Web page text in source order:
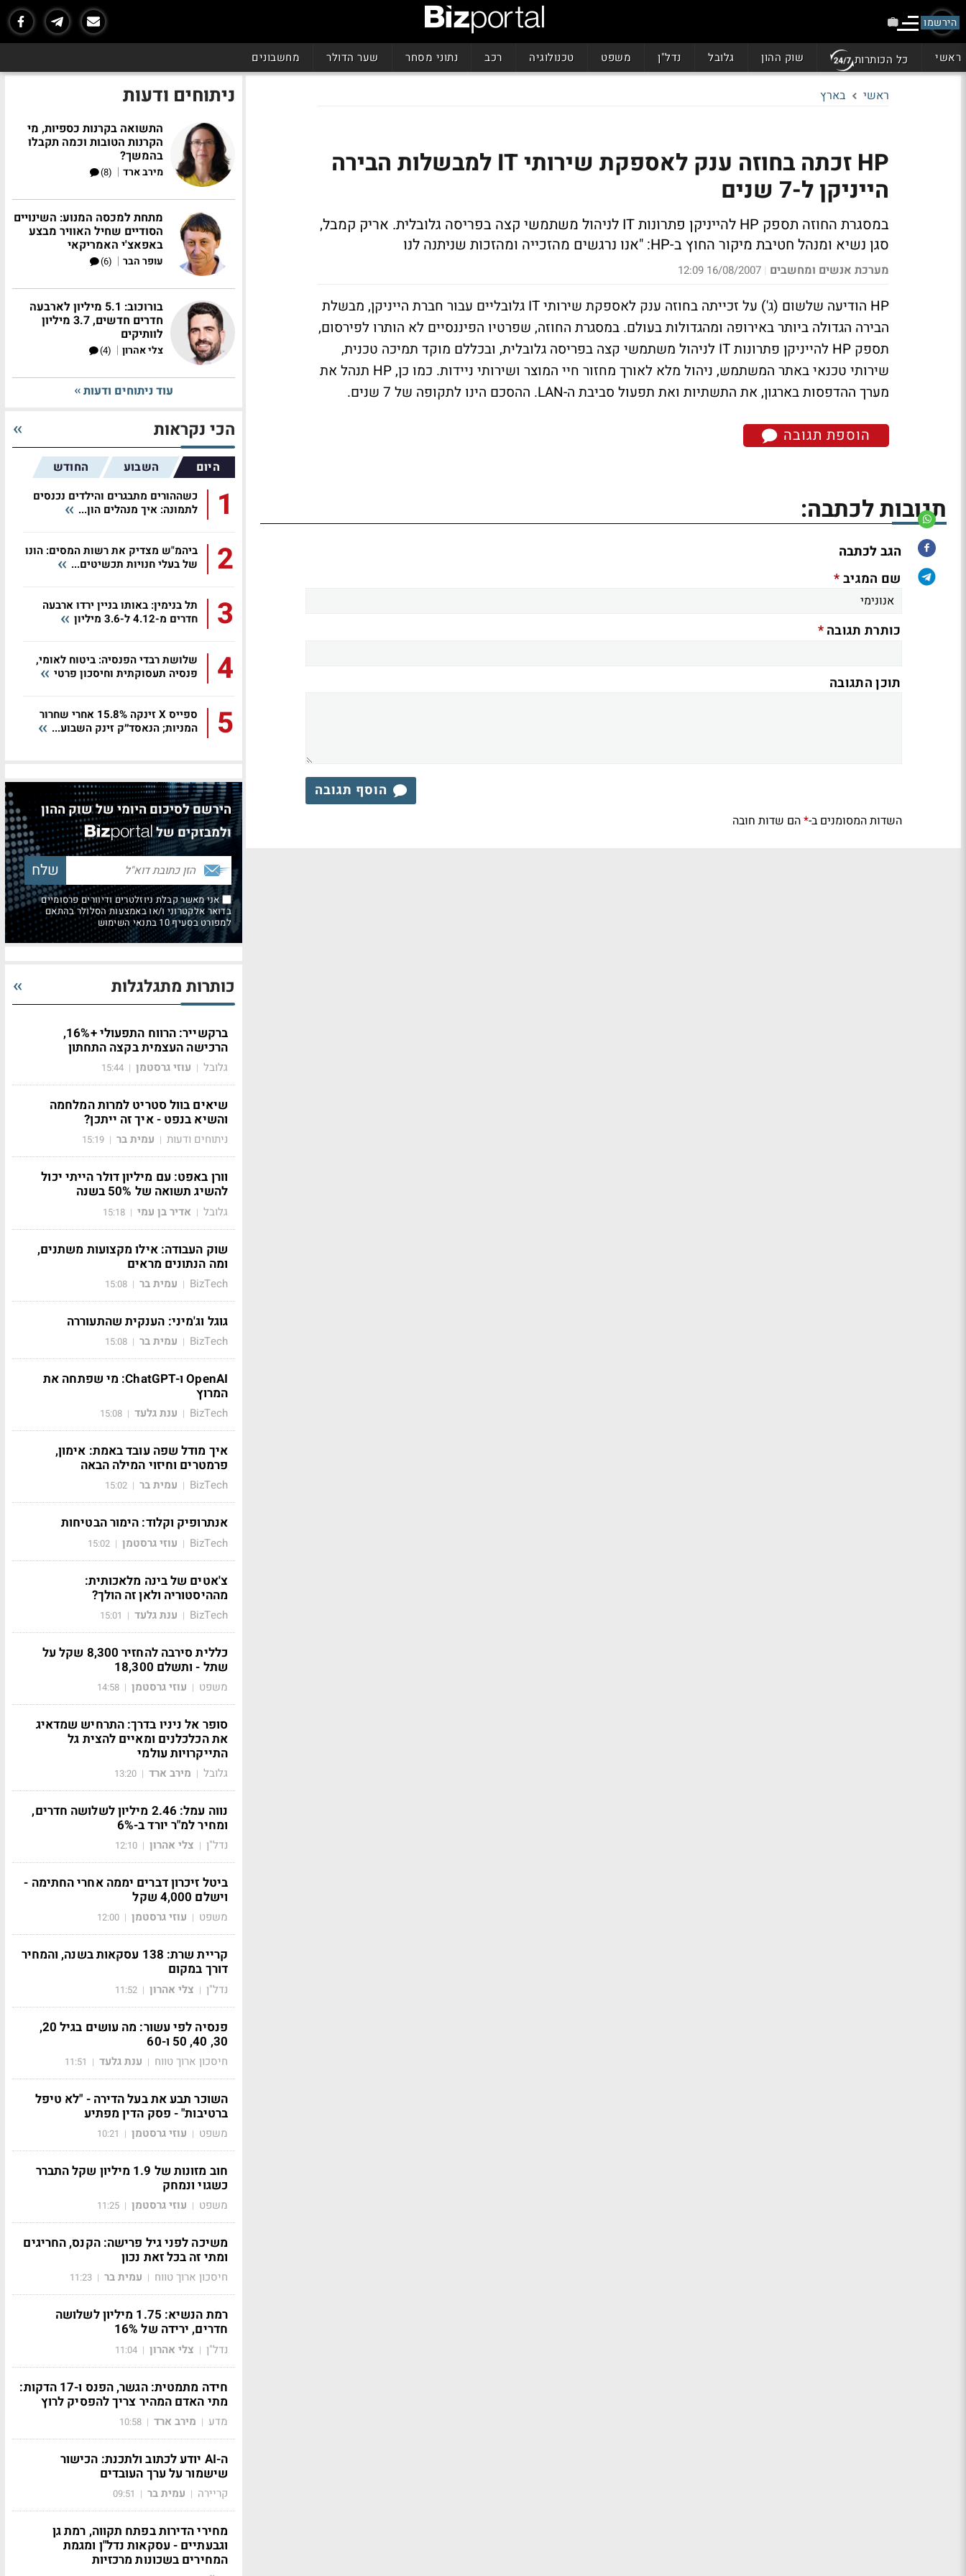
הירשמו
ראשי כל הכותרות שוק ההון גלובל נדל"ן משפט טכנולוגיה רכב נתוני מסחר שער הדולר מחשבונים
ראשי בארץ
HP זכתה בחוזה ענק לאספקת שירותי IT למבשלות הבירה
הייניקן ל-7 שנים
במסגרת החוזה תספק HP להייניקן פתרונות IT לניהול משתמשי קצה בפריסה גלובלית. אריק קמבל,
סגן נשיא ומנהל חטיבת מיקור החוץ ב-HP: "אנו נרגשים מהזכייה ומהזכות שניתנה לנו
מערכת אנשים ומחשבים |
16/08/2007 12:09
HP הודיעה שלשום (ג') על זכייתה בחוזה ענק לאספקת שירותי IT גלובליים עבור חברת הייניקן, מבשלת
הבירה הגדולה ביותר באירופה ומהגדולות בעולם. במסגרת החוזה, שפרטיו הפיננסיים לא הותרו לפירסום,
תספק HP להייניקן פתרונות IT לניהול משתמשי קצה בפריסה גלובלית, ובכללם מוקד תמיכה טכנית,
שירותי טכנאי באתר המשתמש, ניהול מלא לאורך מחזור חיי המוצר ושירותי ניידות. כמו כן, HP תנהל את
מערך ההדפסות בארגון, את התשתיות ואת תפעול סביבת ה-LAN. ההסכם הינו לתקופה של 7 שנים.
הוספת תגובה
תגובות לכתבה:
הגב לכתבה
שם המגיב*
כותרת תגובה*
תוכן התגובה
הוסף תגובה
השדות המסומנים ב-*הם שדות חובה
ניתוחים ודעות
התשואה בקרנות כספיות, מי
הקרנות הטובות וכמה תקבלו
בהמשך?
מירב ארד |
(8)
מתחת למכסה המנוע: השינויים
הסודיים שחיל האוויר מבצע
באפאצ'י האמריקאי
עופר הבר |
(6)
בורוכוב: 5.1 מיליון לארבעה
חדרים חדשים, 3.7 מיליון
לוותיקים
צלי אהרון |
(4)
עוד ניתוחים ודעות
הכי נקראות
היום השבוע החודש
1
כשההורים מתבגרים והילדים נכנסים
לתמונה: איך מנהלים הון...
2
ביהמ"ש מצדיק את רשות המסים: הונו
של בעלי חנויות תכשיטים...
3
תל בנימין: באותו בניין ירדו ארבעה
חדרים מ-4.12 ל-3.6 מיליון
4
שלושת רבדי הפנסיה: ביטוח לאומי,
פנסיה תעסוקתית וחיסכון פרטי
5
ספייס X זינקה 15.8% אחרי שחרור
המניות; הנאסד״ק זינק השבוע...
הירשם לסיכום היומי של שוק ההון
ולמבזקים של
אני מאשר קבלת ניוזלטרים ודיוורים פרסומיים
בדואר אלקטרוני ו/או באמצעות הסלולר בהתאם
למפורט בסעיף 10 בתנאי השימוש
כותרות מתגלגלות
ברקשייר: הרווח התפעולי +16%,
הרכישה העצמית בקצה התחתון
גלובל | עוזי גרסטמן |
15:44
שיאים בוול סטריט למרות המלחמה
והשיא בנפט - איך זה ייתכן?
ניתוחים ודעות | עמית בר |
15:19
וורן באפט: עם מיליון דולר הייתי יכול
להשיג תשואה של 50% בשנה
גלובל | אדיר בן עמי |
15:18
שוק העבודה: אילו מקצועות משתנים,
ומה הנתונים מראים
BizTech
| עמית בר |
15:08
גוגל וג'מיני: הענקית שהתעוררה
BizTech
| עמית בר |
15:08
OpenAI ו-ChatGPT: מי שפתחה את
המרוץ
BizTech
| ענת גלעד |
15:08
איך מודל שפה עובד באמת: אימון,
פרמטרים וחיזוי המילה הבאה
BizTech
| עמית בר |
15:02
אנתרופיק וקלוד: הימור הבטיחות
BizTech
| עוזי גרסטמן |
15:02
צ'אטים של בינה מלאכותית:
מההיסטוריה ולאן זה הולך?
BizTech
| ענת גלעד |
15:01
כללית סירבה להחזיר 8,300 שקל על
שתל - ותשלם 18,300
משפט | עוזי גרסטמן |
14:58
סופר אל ניניו בדרך: התרחיש שמדאיג
את הכלכלנים ומאיים להצית גל
התייקרויות עולמי
גלובל | מירב ארד |
13:20
נווה עמל: 2.46 מיליון לשלושה חדרים,
ומחיר למ"ר יורד ב-6%
נדל"ן | צלי אהרון |
12:10
ביטל זיכרון דברים יממה אחרי החתימה -
וישלם 4,000 שקל
משפט | עוזי גרסטמן |
12:00
קריית שרת: 138 עסקאות בשנה, והמחיר
דורך במקום
נדל"ן | צלי אהרון |
11:52
פנסיה לפי עשור: מה עושים בגיל 20,
30, 40, 50 ו-60
חיסכון ארוך טווח | ענת גלעד |
11:51
השוכר תבע את בעל הדירה - "לא טיפל
ברטיבות" - פסק הדין מפתיע
משפט | עוזי גרסטמן |
10:21
חוב מזונות של 1.9 מיליון שקל התברר
כשגוי ונמחק
משפט | עוזי גרסטמן |
11:25
משיכה לפני גיל פרישה: הקנס, החריגים
ומתי זה בכל זאת נכון
חיסכון ארוך טווח | עמית בר |
11:23
רמת הנשיא: 1.75 מיליון לשלושה
חדרים, ירידה של 16%
נדל"ן | צלי אהרון |
11:04
חידה מתמטית: הגשר, הפנס ו-17 הדקות:
מתי האדם המהיר צריך להפסיק לרוץ
מדע | מירב ארד |
10:58
ה-AI יודע לכתוב ולתכנת: הכישור
שישמור על ערך העובדים
קריירה | עמית בר |
09:51
מחירי הדירות בפתח תקווה, רמת גן
וגבעתיים - עסקאות נדל"ן ומגמת
המחירים בשכונות מרכזיות